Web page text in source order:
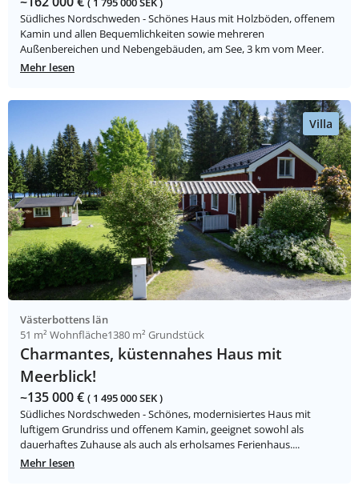
Südliches Nordschweden - Schönes Haus mit Holzböden, offenem
Kamin und allen Bequemlichkeiten sowie mehreren
Außenbereichen und Nebengebäuden, am See, 3 km vom Meer.
Mehr lesen
Villa
Västerbottens län
51 m² Wohnfläche1380 m² Grundstück
Charmantes, küstennahes Haus mit
Meerblick!
~135 000 € ( 1 495 000 SEK )
Südliches Nordschweden - Schönes, modernisiertes Haus mit
luftigem Grundriss und offenem Kamin, geeignet sowohl als
dauerhaftes Zuhause als auch als erholsames Ferienhaus....
Mehr lesen